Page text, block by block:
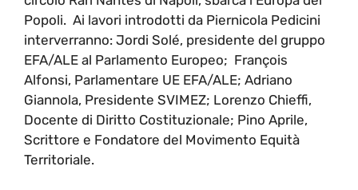
Popoli. Ai lavori introdotti da Piernicola Pedicini
interverranno: Jordi Solé, presidente del gruppo
EFA/ALE al Parlamento Europeo; François
Alfonsi, Parlamentare UE EFA/ALE; Adriano
Giannola, Presidente SVIMEZ; Lorenzo Chieffi,
Docente di Diritto Costituzionale; Pino Aprile,
Scrittore e Fondatore del Movimento Equità
Territoriale.